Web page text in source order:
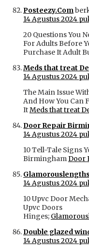
Posteezy.Com
14 Agustus 2024
20 Questions You
For Adults Before
Purchase It Adult
Meds that treat
14 Agustus 2024
The Main Issue
And How You Can
ItMeds that treat
Door Repair
14 Agustus 2024
10 Tell-Tale Signs
BirminghamDoor
14 Agustus 2024
10 Upvc Door
Upvc Doors
Hinges;
Double glazed
14 Agustus 2024